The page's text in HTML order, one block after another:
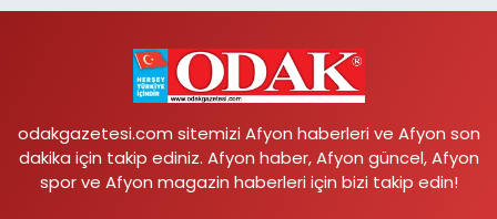
odakgazetesi.com sitemizi Afyon haberleri ve Afyon son
dakika için takip ediniz. Afyon haber, Afyon güncel, Afyon
spor ve Afyon magazin haberleri için bizi takip edin!